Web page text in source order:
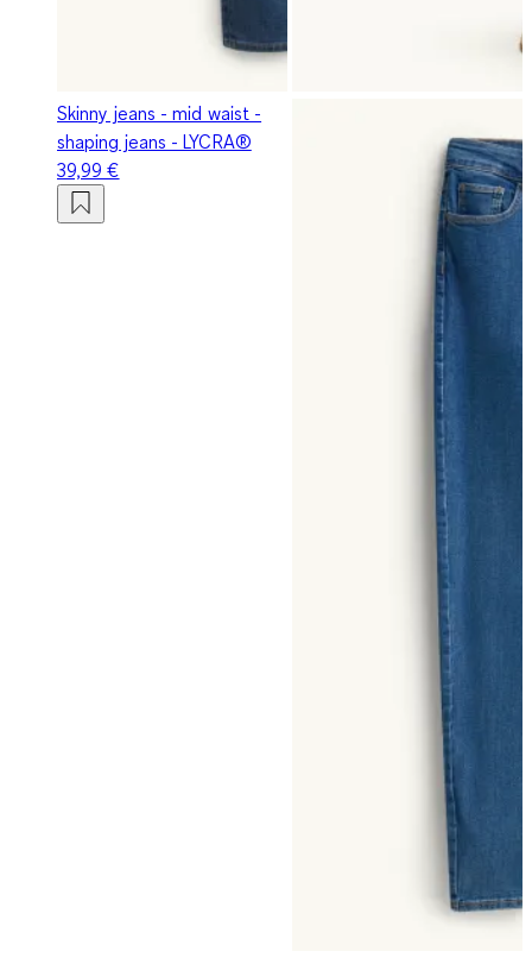
Skinny jeans - mid waist -
shaping jeans - LYCRA®
39,99 €